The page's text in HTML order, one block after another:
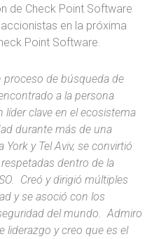
de Check Point Software
en la próxima
Point Software.
proceso de búsqueda de
a la persona
líder clave en el ecosistema
durante más de una
York y Tel Aviv, se convirtió
dentro de la
Creó y dirigió múltiples
y se asoció con los
del mundo. Admiro
liderazgo y creo que es el